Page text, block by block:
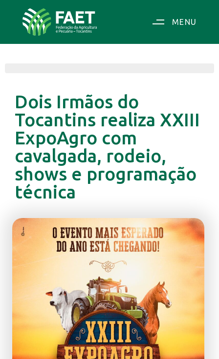
MENU
Dois Irmãos do
Tocantins realiza XXIII
ExpoAgro com
cavalgada, rodeio,
shows e programação
técnica